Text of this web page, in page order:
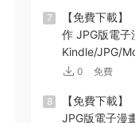
7
【免費下載
作 JPG版電
Kindle/JPG/
0 免費
8
【免費下載
JPG版電子漫